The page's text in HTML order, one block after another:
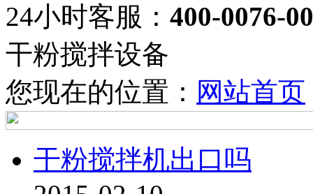
24小时客服： 400-0076-
干粉搅拌设备
您现在的位置： 网站首页
干粉搅拌机出口吗